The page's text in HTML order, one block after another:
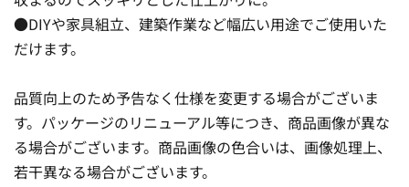
●DIYや家具組立、建築作業など幅広い用途でご使用いた
だけます。
品質向上のため予告なく仕様を変更する場合がございま
す。パッケージのリニューアル等につき、商品画像が異な
る場合がございます。商品画像の色合いは、画像処理上、
若干異なる場合がございます。